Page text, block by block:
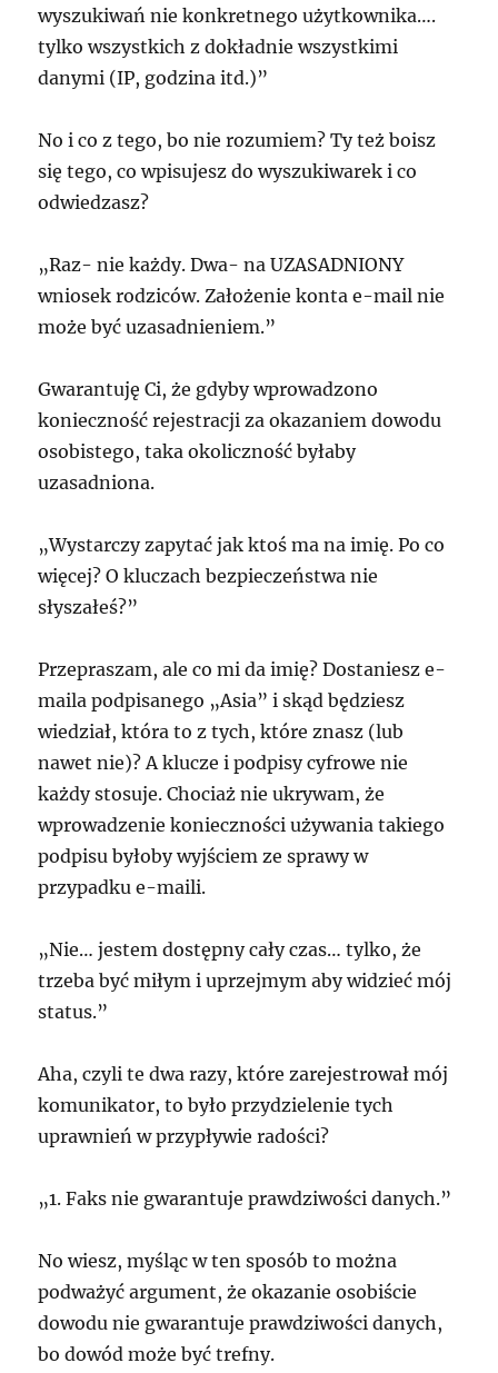
wyszukiwań nie konkretnego użytkownika….
tylko wszystkich z dokładnie wszystkimi
danymi (IP, godzina itd.)”
No i co z tego, bo nie rozumiem? Ty też boisz
się tego, co wpisujesz do wyszukiwarek i co
odwiedzasz?
„Raz- nie każdy. Dwa- naUZASADNIONY
wniosek rodziców. Założenie konta e-mail nie
może być uzasadnieniem.”
Gwarantuję Ci, że gdyby wprowadzono
konieczność rejestracji za okazaniem dowodu
osobistego, taka okoliczność byłaby
uzasadniona.
„Wystarczy zapytać jak ktoś ma na imię. Po co
więcej? O kluczach bezpieczeństwa nie
słyszałeś?”
Przepraszam, ale co mi da imię? Dostaniesz e-
maila podpisanego „Asia” i skąd będziesz
wiedział, która to z tych, które znasz (lub
nawet nie)? A klucze i podpisy cyfrowe nie
każdy stosuje. Chociaż nie ukrywam, że
wprowadzenie konieczności używania takiego
podpisu byłoby wyjściem ze sprawy w
przypadku e-maili.
„Nie… jestem dostępny cały czas… tylko, że
trzeba być miłym i uprzejmym aby widzieć mój
status.”
Aha, czyli te dwa razy, które zarejestrował mój
komunikator, to było przydzielenie tych
uprawnień w przypływie radości?
„1. Faks nie gwarantuje prawdziwości danych.”
No wiesz, myśląc w ten sposób to można
podważyć argument, że okazanie osobiście
dowodu nie gwarantuje prawdziwości danych,
bo dowód może być trefny.